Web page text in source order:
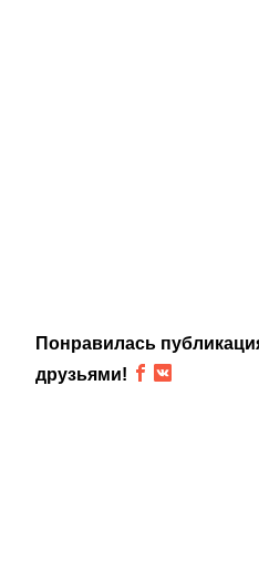
Понравилась
друзьями!